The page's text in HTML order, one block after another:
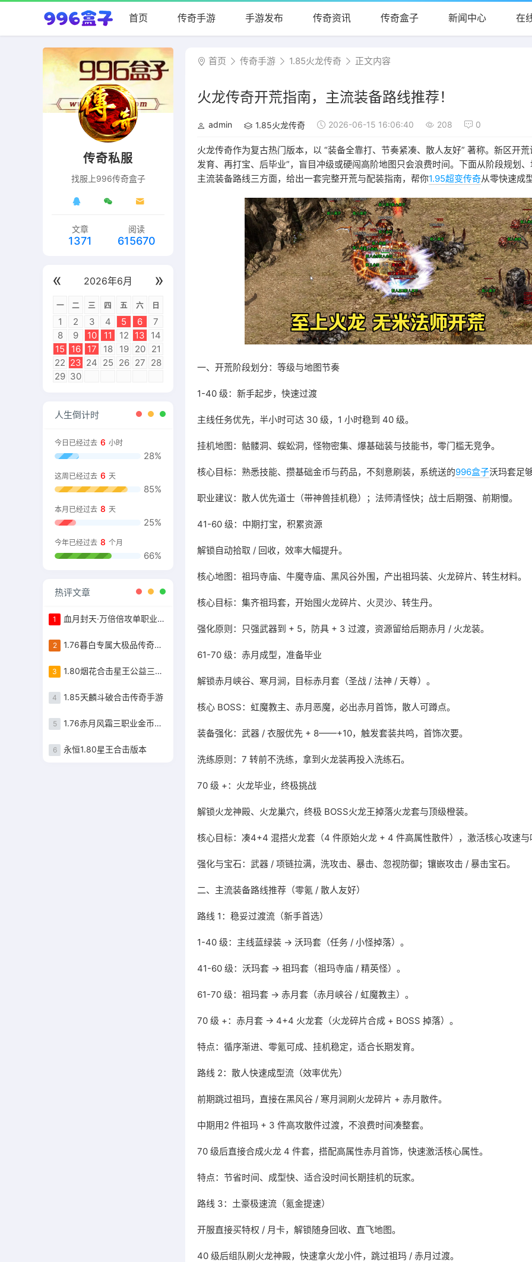
首页 传奇手游 手游发布 传奇资讯 传奇盒子 新闻中心 在
传奇私服
找服上996传奇盒子
文章
1371
阅读
615670
« 2026年6月 »
一 二 三 四 五 六 日
1 2 3 4 5 6
7
8
9 10 11 12 13
14
15
16 17 18 19 20
21
22 23 24 25 26 27 28
29 30
人生倒计时
今日已经过去 6 小时
28%
这周已经过去 6 天
85%
本月已经过去 8 天
25%
今年已经过去 8 个月
66%
热评文章
1 血月封天·万倍倍攻单职业传奇手游
2 1.76暮白专属大极品传奇手游
3 1.80烟花合击星王公益三职业传奇
4 1.85天麟斗破合击传奇手游
5 1.76赤月风霜三职业金币端传奇手游
6 永恒1.80星王合击版本
首页 传奇手游 1.85火龙传奇 正文内容
火龙传奇开荒指南，主流装备路线推荐！
admin 1.85火龙传奇 2026-06-15 16:06:40 208 0
火龙传奇作为复古热门版本，以 “装备全靠打、节奏紧凑、散人友好” 著称。新区开荒
发育、再打宝、后毕业”，盲目冲级或硬闯高阶地图只会浪费时间。下面从阶段规划
主流装备路线三方面，给出一套完整开荒与配装指南，帮你1.95超变传奇从零快速成
一、开荒阶段划分：等级与地图节奏
1-40 级：新手起步，快速过渡
主线任务优先，半小时可达 30 级，1 小时稳到 40 级。
挂机地图：骷髅洞、蜈蚣洞，怪物密集、爆基础装与技能书，零门槛无竞争。
核心目标：熟悉技能、攒基础金币与药品，不刻意刷装，系统送的996盒子沃玛套足
职业建议：散人优先道士（带神兽挂机稳）；法师清怪快；战士后期强、前期慢。
41-60 级：中期打宝，积累资源
解锁自动拾取 / 回收，效率大幅提升。
核心地图：祖玛寺庙、牛魔寺庙、黑风谷外围，产出祖玛装、火龙碎片、转生材料。
核心目标：集齐祖玛套，开始囤火龙碎片、火灵沙、转生丹。
强化原则：只强武器到 + 5，防具 + 3 过渡，资源留给后期赤月 / 火龙装。
61-70 级：赤月成型，准备毕业
解锁赤月峡谷、寒月涧，目标赤月套（圣战 / 法神 / 天尊）。
核心 BOSS：虹魔教主、赤月恶魔，必出赤月首饰，散人可蹲点。
装备强化：武器 / 衣服优先 + 8——+10，触发套装共鸣，首饰次要。
洗练原则：7 转前不洗练，拿到火龙装再投入洗练石。
70 级 +：火龙毕业，终极挑战
解锁火龙神殿、火龙巢穴，终极 BOSS火龙王掉落火龙套与顶级橙装。
核心目标：凑4+4 混搭火龙套（4 件原始火龙 + 4 件高属性散件），激活核心攻速与
强化与宝石：武器 / 项链拉满，洗攻击、暴击、忽视防御；镶嵌攻击 / 暴击宝石。
二、主流装备路线推荐（零氪 / 散人友好）
路线 1：稳妥过渡流（新手首选）
1-40 级：主线蓝绿装 → 沃玛套（任务 / 小怪掉落）。
41-60 级：沃玛套 → 祖玛套（祖玛寺庙 / 精英怪）。
61-70 级：祖玛套 → 赤月套（赤月峡谷 / 虹魔教主）。
70 级 +：赤月套 → 4+4 火龙套（火龙碎片合成 + BOSS 掉落）。
特点：循序渐进、零氪可成、挂机稳定，适合长期发育。
路线 2：散人快速成型流（效率优先）
前期跳过祖玛，直接在黑风谷 / 寒月涧刷火龙碎片 + 赤月散件。
中期用2 件祖玛 + 3 件高攻散件过渡，不浪费时间凑整套。
70 级后直接合成火龙 4 件套，搭配高属性赤月首饰，快速激活核心属性。
特点：节省时间、成型快、适合没时间长期挂机的玩家。
路线 3：土豪极速流（氪金提速）
开服直接买特权 / 月卡，解锁随身回收、直飞地图。
40 级后组队刷火龙神殿，快速拿火龙小件，跳过祖玛 / 赤月过渡。